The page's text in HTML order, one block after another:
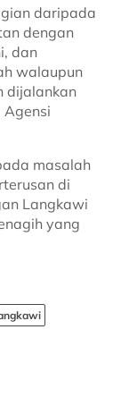
daripada
dengan
dan
walaupun
dijalankan
Agensi
masalah
di
Langkawi
yang